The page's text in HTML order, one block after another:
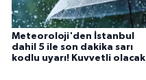
Meteoroloji'den İstanbul
dahil 5 ile son dakika sarı
kodlu uyarı! Kuvvetli olacak